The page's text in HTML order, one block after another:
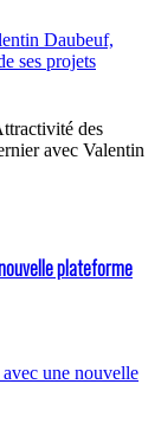
des
avec Valentin
plateforme